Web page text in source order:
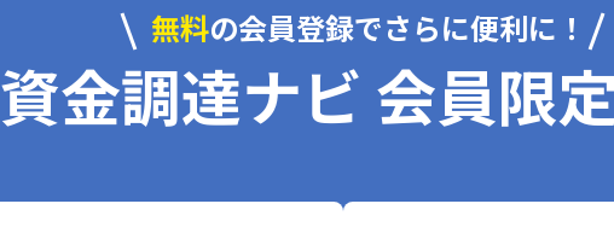
無料の会員登録でさらに便利に！
資金調達ナビ 会員限